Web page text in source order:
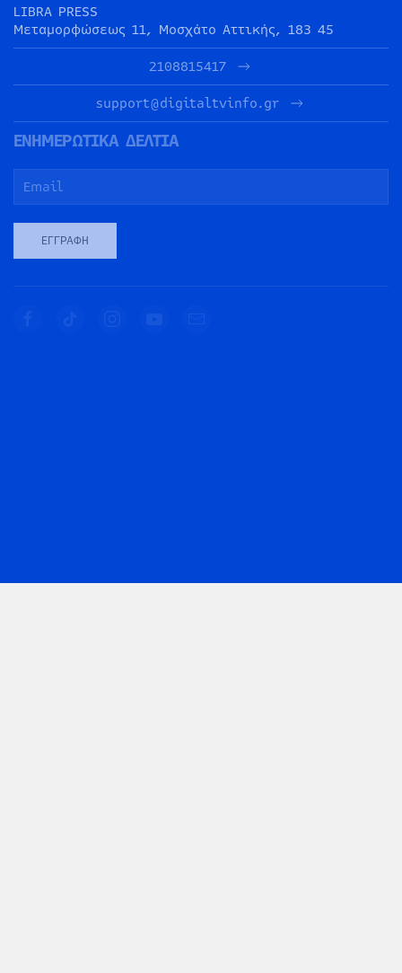
LIBRA PRESS
Μεταμορφώσεως 11, Μοσχάτο Αττικής, 183 45
2108815417
support@digitaltvinfo.gr
ΕΝΗΜΕΡΩΤΙΚΑ ΔΕΛΤΙΑ
ΕΓΓΡΑΦΉ